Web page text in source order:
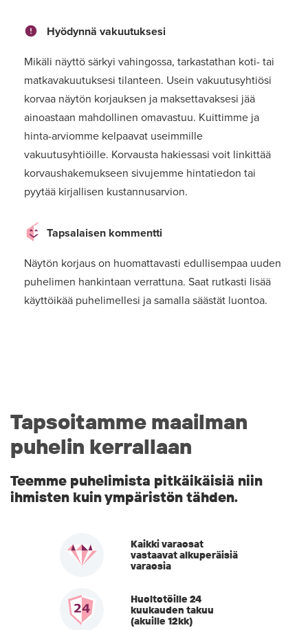
Hyödynnä vakuutuksesi
Mikäli näyttö särkyi vahingossa, tarkastathan koti- tai
matkavakuutuksesi tilanteen. Usein vakuutusyhtiösi
korvaa näytön korjauksen ja maksettavaksesi jää
ainoastaan mahdollinen omavastuu. Kuittimme ja
hinta-arviomme kelpaavat useimmille
vakuutusyhtiöille. Korvausta hakiessasi voit linkittää
korvaushakemukseen sivujemme hintatiedon tai
pyytää kirjallisen kustannusarvion.
Tapsalaisen kommentti
Näytön korjaus on huomattavasti edullisempaa uuden
puhelimen hankintaan verrattuna. Saat rutkasti lisää
käyttöikää puhelimellesi ja samalla säästät luontoa.
Tapsoitamme maailman
puhelin kerrallaan
Teemme puhelimista pitkäikäisiä niin
ihmisten kuin ympäristön tähden.
Kaikki varaosat
vastaavat alkuperäisiä
varaosia
Huoltotöille 24
kuukauden takuu
(akuille 12kk)